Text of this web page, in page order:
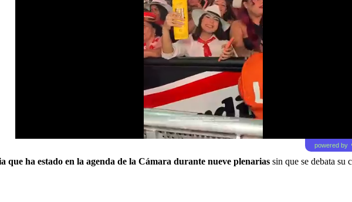
powered by
que ha estado en la agenda de la Cámara durante nueve plenarias sin que se debata su